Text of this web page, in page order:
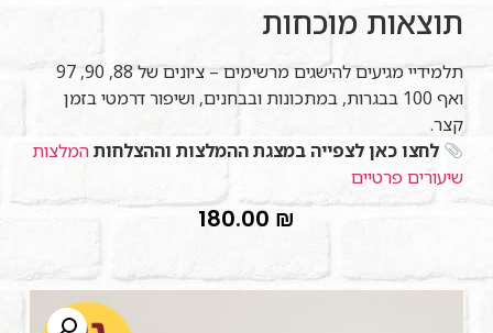
תוצאות מוכחות
תלמידיי מגיעים להישגים מרשימים – ציונים של 88, 90, 97
ואף 100 בבגרות, במתכונות ובבחנים, ושיפור דרמטי בזמן
קצר.
לחצו כאן לצפייה במצגת ההמלצות וההצלחותהמלצות
שיעורים פרטיים
180.00 ₪